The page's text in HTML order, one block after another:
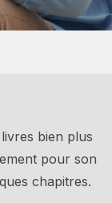
bien plus
pour son
chapitres.